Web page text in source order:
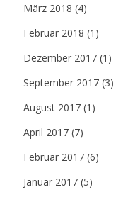
März 2018 (4)
Februar 2018 (1)
Dezember 2017 (1)
September 2017 (3)
August 2017 (1)
April 2017 (7)
Februar 2017 (6)
Januar 2017 (5)